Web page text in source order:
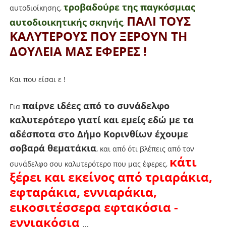
αυτοδιοίκησης, τροβαδούρε της παγκόσμιας
αυτοδιοικητικής σκηνής, ΠΑΛΙ ΤΟΥΣ
ΚΑΛΥΤΕΡΟΥΣ ΠΟΥ ΞΕΡΟΥΝ ΤΗ
ΔΟΥΛΕΙΑ ΜΑΣ ΕΦΕΡΕΣ !
Και που είσαι ε !
Για παίρνε ιδέες από το συνάδελφο
καλυτερότερο γιατί και εμείς εδώ με τα
αδέσποτα στο Δήμο Κορινθίων έχουμε
σοβαρά θεματάκια, και από ότι βλέπεις από τον
συνάδελφο σου καλυτερότερο που μας έφερες, κάτι
ξέρει και εκείνος από τριαράκια,
εφταράκια, εννιαράκια,
εικοσιτέσσερα εφτακόσια -
εννιακόσια ...